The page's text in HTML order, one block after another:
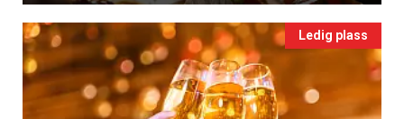
Ledig plass